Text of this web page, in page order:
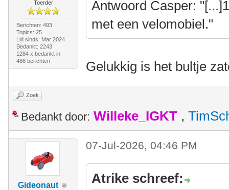
Toerder
Berichten: 493
Topics: 25
Lid sinds: Mar 2024
Bedankt: 2243
1284 x bedankt in
486 berichten
Antwoord Casper:
met een velomobiel."
Gelukkig is het bultje
Zoek
Bedankt door: Willeke_IGKT ,
Gideonaut
07-Jul-2026, 04:46 PM
Atrike schreef: